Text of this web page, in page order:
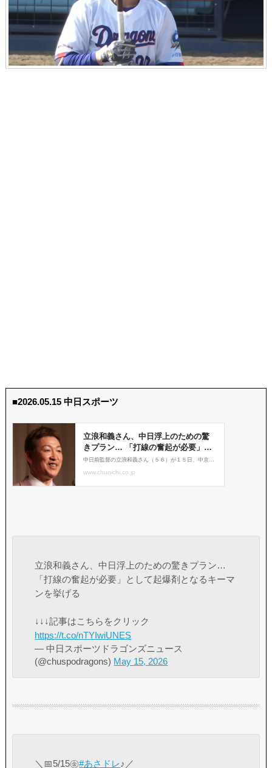
■2026.05.15 中日スポーツ
立浪和義さん、中日浮上のための驚きプラン…
「打線の奮起が必要」として起爆剤となるキーマ
ンを挙げる
↓↓↓記事はこちらをクリック
https://t.co/nTYIwiUNES
— 中日スポーツドラゴンズニュース
(@chuspodragons) May 15, 2026
＼📅5/15㊎#あさドレ♪／